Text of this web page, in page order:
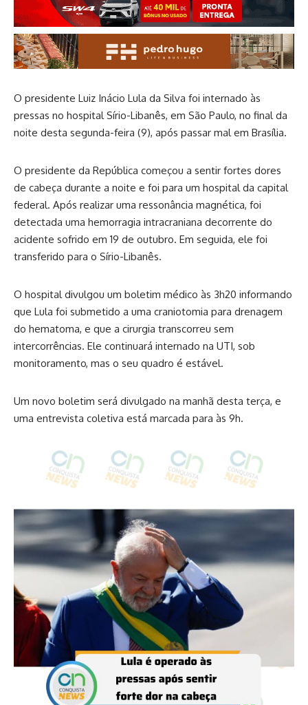
O presidente Luiz Inácio Lula da Silva foi internado às
pressas no hospital Sírio-Libanês, em São Paulo, no final da
noite desta segunda-feira (9), após passar mal em Brasília.
O presidente da República começou a sentir fortes dores
de cabeça durante a noite e foi para um hospital da capital
federal. Após realizar uma ressonância magnética, foi
detectada uma hemorragia intracraniana decorrente do
acidente sofrido em 19 de outubro. Em seguida, ele foi
transferido para o Sírio-Libanês.
O hospital divulgou um boletim médico às 3h20 informando
que Lula foi submetido a uma craniotomia para drenagem
do hematoma, e que a cirurgia transcorreu sem
intercorrências. Ele continuará internado na UTI, sob
monitoramento, mas o seu quadro é estável.
Um novo boletim será divulgado na manhã desta terça, e
uma entrevista coletiva está marcada para às 9h.